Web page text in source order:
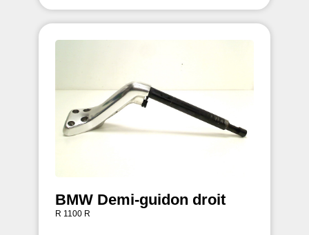
BMW Demi-guidon droit
R 1100 R